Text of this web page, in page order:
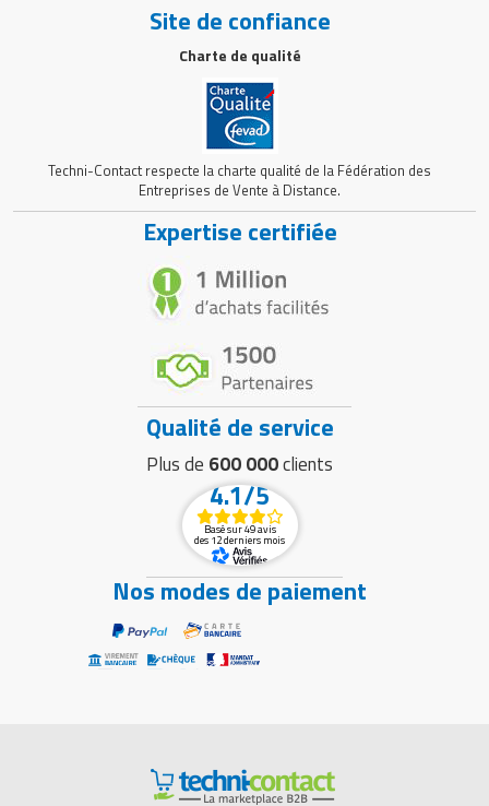
Site de confiance
Charte de qualité
Techni-Contact respecte la charte qualité de la Fédération des
Entreprises de Vente à Distance.
Expertise certifiée
Qualité de service
Plus de 600 000clients
4.1/5
Basé sur 49 avis
des 12 derniers mois
Nos modes de paiement